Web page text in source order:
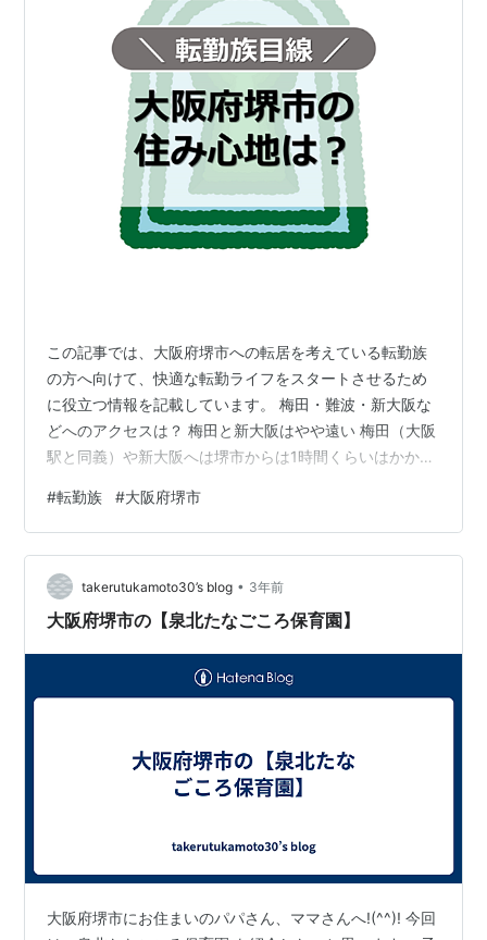
この記事では、大阪府堺市への転居を考えている転勤族
の方へ向けて、快適な転勤ライフをスタートさせるため
に役立つ情報を記載しています。 梅田・難波・新大阪な
どへのアクセスは？ 梅田と新大阪はやや遠い 梅田（大阪
駅と同義）や新大阪へは堺市からは1時間くらいはかかり
合います。 これらの場所に勤務するなら、堺市はオスス
メしません。 難波・天王寺へはアクセスがよい 難波と天
王寺へは電車1本か乗換1回くらいで、だいたい15～30分
ほどで出ることができます。 ただし、大阪市内へ向かう
方面ですので、電車は混んでいます。 空港まではやや遠
#転勤族 #大阪府堺市
takerutukamoto30’s blog • 3年前
大阪府堺市の【泉北たなごころ保育園】
大阪府堺市にお住まいのパパさん、ママさんへ!(^^)! 今回